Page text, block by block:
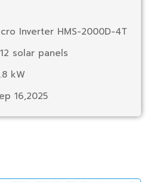
Inverter HMS-2000D-4T
12 solar panels
kW
16,2025